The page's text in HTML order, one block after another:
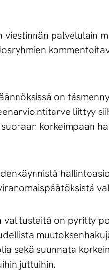
palvelulain
on
liittyy
korkeimpaan
on pyritty
sekä suunnata
juttuihin.